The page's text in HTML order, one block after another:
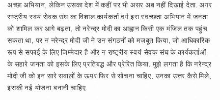
अच्छा अभियान, लेकिन उसका देश में कहीं पर भी असर अब नहीं दिखाई देता. अगर
राष्ट्रीय स्वयं सेवक संघ का विशाल कार्यकर्ता वर्ग इस स्वच्छता अभियान में जनता
को शामिल कर आगे बढ़ता, तो नरेन्द्र मोदी का आह्वान किसी एक मंजिल तक पहुंच
सकता था, पर न नरेन्द्र मोदी जी ने उन संगठनों को मजबूत किया, जो आधिकारिक
रूप से सफाई के लिए जिम्मेदार है और न राष्ट्रीय स्वयं सेवक संघ के कार्यकर्ताओं
के सहारे जनता को इसके लिए प्रतिबद्ध और प्रेरित किया. मुझे लगता है कि नरेन्द्र
मोदी जी को इन सारे सवालों के ऊपर फिर से सोचना चाहिए, उनका उत्तर कैसे मिले,
इसकी नई योजना बनानी चाहिए.